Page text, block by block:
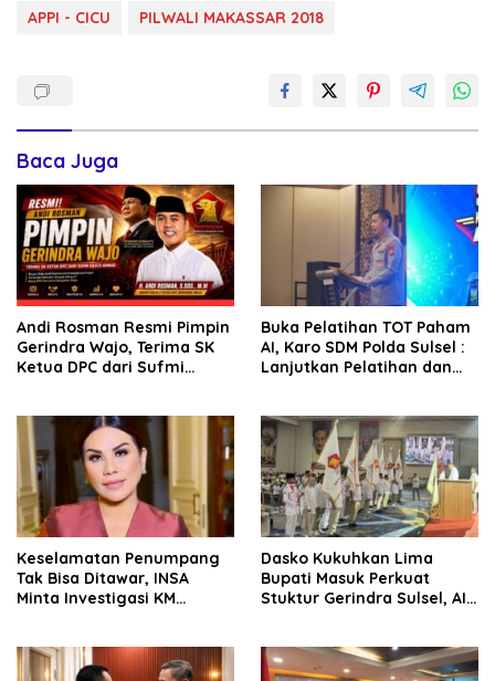
APPI - CICU PILWALI MAKASSAR 2018
Baca Juga
Andi Rosman Resmi Pimpin
Gerindra Wajo, Terima SK
Ketua DPC dari Sufmi
Buka Pelatihan TOT Paham
AI, Karo SDM Polda Sulsel :
Lanjutkan Pelatihan dan
Keselamatan Penumpang
Tak Bisa Ditawar, INSA
Minta Investigasi KM
Dasko Kukuhkan Lima
Bupati Masuk Perkuat
Stuktur Gerindra Sulsel, AIA